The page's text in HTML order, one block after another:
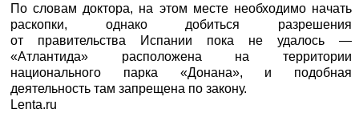
По словам доктора, на этом месте необходимо начать
раскопки, однако добиться разрешения
от правительства Испании пока не удалось —
«Атлантида» расположена на территории
национального парка «Донана», и подобная
деятельность там запрещена по закону.
Lenta.ru